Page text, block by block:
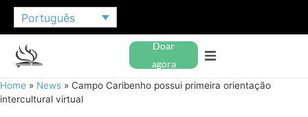
Português
Doar
agora
Home » News » Campo Caribenho possui primeira orientação
intercultural virtual